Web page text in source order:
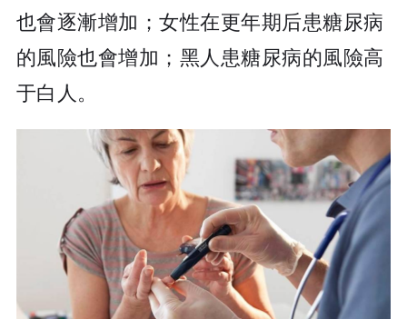
也會逐漸增加；女性在更年期后患糖尿病
的風險也會增加；黑人患糖尿病的風險高
于白人。